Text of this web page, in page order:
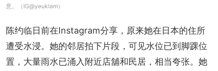
意。（IG@yeuklam）
陈约临日前在Instagram分享，原来她在日本的住所
遭受水浸。她的邻居拍下片段，可见水位已到脚踝位
置，大量雨水已涌入附近店舖和民居，相当夸张。她